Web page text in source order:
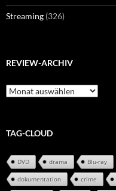
Streaming (326)
REVIEW-ARCHIV
Review-
Archiv
TAG-CLOUD
DVD drama Blu-ray
dokumentation crime